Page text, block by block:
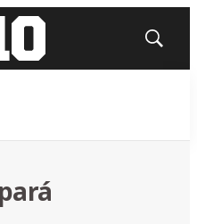
Mostrar